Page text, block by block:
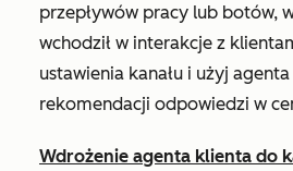
przepływów pracy lub botów,
wchodził w interakcje z
ustawienia kanału i użyj
rekomendacji odpowiedzi w
Wdrożenie agenta klienta do